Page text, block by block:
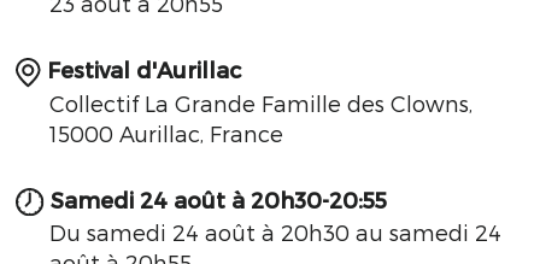
Festival d'Aurillac
Collectif La Grande Famille des Clowns,
15000 Aurillac, France
Samedi 24 août à 20h30-20:55
Du samedi 24 août à 20h30 au samedi 24